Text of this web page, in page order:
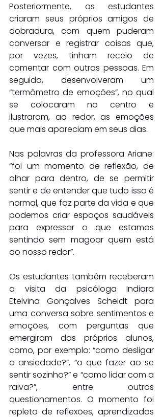
Posteriormente, os estudantes
criaram seus próprios amigos de
dobradura, com quem puderam
conversar e registrar coisas que,
por vezes, tinham receio de
comentar com outras pessoas. Em
seguida, desenvolveram um
“termômetro de emoções”, no qual
se colocaram no centro e
ilustraram, ao redor, as emoções
que mais apareciam em seus dias.
Nas palavras da professora Ariane:
“foi um momento de reflexão, de
olhar para dentro, de se permitir
sentir e de entender que tudo isso é
normal, que faz parte da vida e que
podemos criar espaços saudáveis
para expressar o que estamos
sentindo sem magoar quem está
ao nosso redor”.
Os estudantes também receberam
a visita da psicóloga Indiara
Etelvina Gonçalves Scheidt para
uma conversa sobre sentimentos e
emoções, com perguntas que
emergiram dos próprios alunos,
como, por exemplo: “como desligar
a ansiedade?”, “o que fazer ao se
sentir sozinho?” e “como lidar com a
raiva?”, entre outros
questionamentos. O momento foi
repleto de reflexões, aprendizados